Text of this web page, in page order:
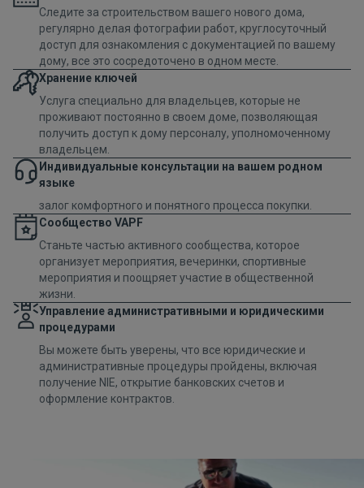
Следите за строительством вашего нового дома,
регулярно делая фотографии работ, круглосуточный
доступ для ознакомления с документацией по вашему
дому, все это сосредоточено в одном месте.
Хранение ключей
Услуга специально для владельцев, которые не
проживают постоянно в своем доме, позволяющая
получить доступ к дому персоналу, уполномоченному
владельцем.
Индивидуальные консультации на вашем родном
языке
залог комфортного и понятного процесса покупки.
Сообщество VAPF
Станьте частью активного сообщества, которое
организует мероприятия, вечеринки, спортивные
мероприятия и поощряет участие в общественной
жизни.
Управление административными и юридическими
процедурами
Вы можете быть уверены, что все юридические и
административные процедуры пройдены, включая
получение NIE, открытие банковских счетов и
оформление контрактов.